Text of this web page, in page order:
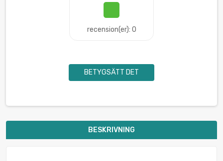
recension(er): 0
BETYGSÄTT DET
BESKRIVNING